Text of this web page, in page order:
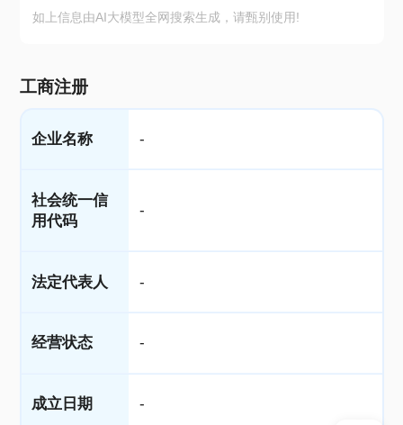
如上信息由AI大模型全网搜索生成，请甄别使用!
工商注册
企业名称 -
社会统一信
用代码
-
法定代表人 -
经营状态 -
成立日期 -